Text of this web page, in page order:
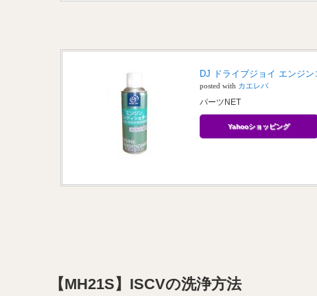
DJ ドライブジョイ エンジ
posted with カエレバ
パーツNET
Yahooショッピング
【MH21S】ISCVの洗浄方法